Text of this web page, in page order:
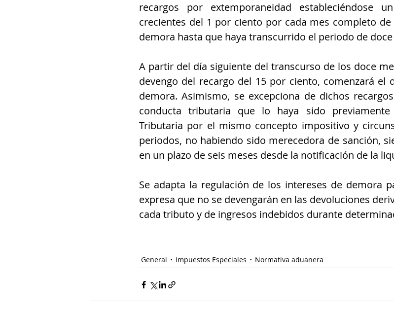
recargos por extemporaneidad estableciéndose
crecientes del 1 por ciento por cada mes completo
demora hasta que haya transcurrido el periodo de
A partir del día siguiente del transcurso de los doce
devengo del recargo del 15 por ciento, comenzará el
demora. Asimismo, se excepciona de dichos
conducta tributaria que lo haya sido
Tributaria por el mismo concepto impositivo y
periodos, no habiendo sido merecedora de sanción,
en un plazo de seis meses desde la notificación de la
Se adapta la regulación de los intereses de demora
expresa que no se devengarán en las devoluciones
cada tributo y de ingresos indebidos durante
General Impuestos Especiales Normativa aduanera